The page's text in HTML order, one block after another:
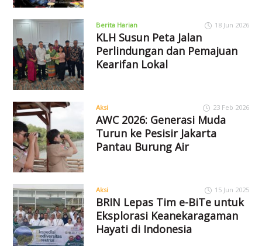
Berita Harian 18 Jun 2026
KLH Susun Peta Jalan
Perlindungan dan Pemajuan
Kearifan Lokal
Aksi 23 Feb 2026
AWC 2026: Generasi Muda
Turun ke Pesisir Jakarta
Pantau Burung Air
Aksi 15 Jun 2025
BRIN Lepas Tim e-BiTe untuk
Eksplorasi Keanekaragaman
Hayati di Indonesia